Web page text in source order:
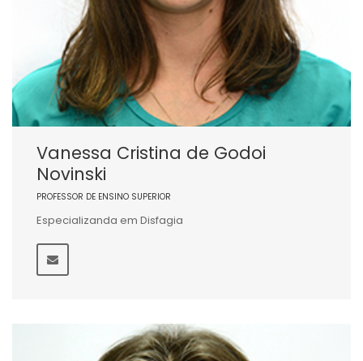
Vanessa Cristina de Godoi
Novinski
PROFESSOR DE ENSINO SUPERIOR
Especializanda em Disfagia